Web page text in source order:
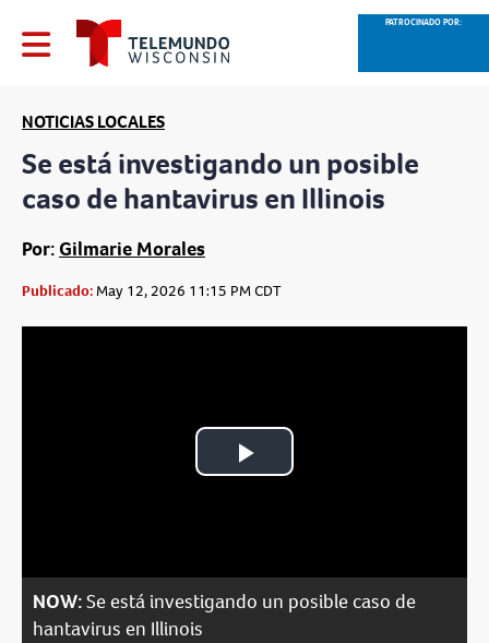
PATROCINADO POR:
NOTICIAS LOCALES
Se está investigando un posible
caso de hantavirus en Illinois
Por: Gilmarie Morales
Publicado: May 12, 2026 11:15 PM CDT
Play
NOW:Se está investigando un posible caso de
hantavirus en Illinois